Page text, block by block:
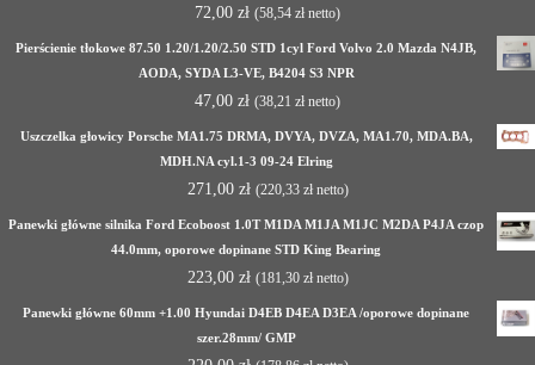
72,00 zł (58,54 zł netto)
Pierścienie tłokowe 87.50 1.20/1.20/2.50 STD 1cyl Ford Volvo 2.0 Mazda N4JB,
AODA, SYDA L3-VE, B4204 S3 NPR
47,00 zł (38,21 zł netto)
Uszczelka głowicy Porsche MA1.75 DRMA, DVYA, DVZA, MA1.70, MDA.BA,
MDH.NA cyl.1-3 09-24 Elring
271,00 zł (220,33 złnetto)
Panewki główne silnika Ford Ecoboost 1.0T M1DA M1JA M1JC M2DA P4JA czop
44.0mm, oporowe dopinane STD King Bearing
223,00 zł (181,30 złnetto)
Panewki główne 60mm +1.00 Hyundai D4EB D4EA D3EA /oporowe dopinane
szer.28mm/ GMP